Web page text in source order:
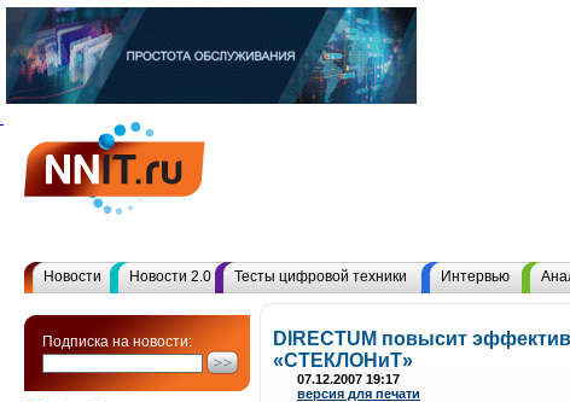
Новости Новости 2.0 Тесты цифровой техники Интервью
Подписка на новости:
DIRECTUM повысит
«СТЕКЛОНиТ»
07.12.2007 19:17
версия для печати